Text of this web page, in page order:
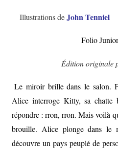
Illustrations deJohn Tenniel
Folio
Édition originale
Le miroir brille dans le salon.
Alice interroge Kitty, sa
répondre : rron, rron. Mais voilà
brouille. Alice plonge dans le
découvre un pays peuplé de